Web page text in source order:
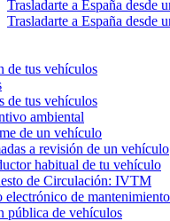
Trasladarte a España desde
Trasladarte a España desde
de tus vehículos
de tus vehículos
ambiental
de un vehículo
a revisión de un vehículo
habitual de tu vehículo
de Circulación: IVTM
electrónico de mantenimiento
pública de vehículos